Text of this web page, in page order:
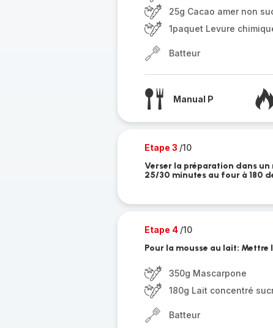
25g Cacao amer non
1paquet Levure
Batteur
Manual P
Etape 3 /10
Verser la préparation dans
25/30 minutes au four à 180
Etape 4 /10
Pour la mousse au lait:
350g Mascarpone
180g Lait concentré
Batteur